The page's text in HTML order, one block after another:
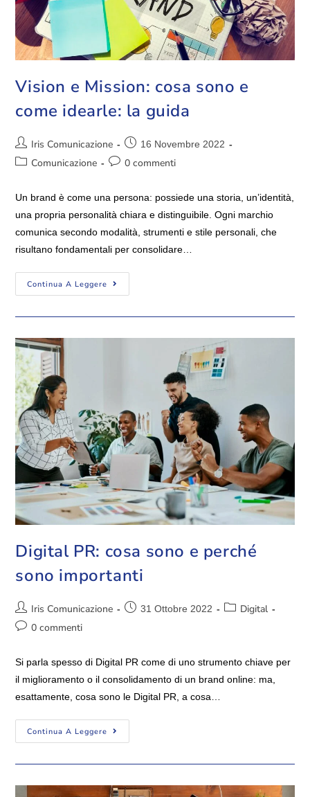
Vision e Mission: cosa sono e
come idearle: la guida
Iris Comunicazione 16 Novembre 2022
Comunicazione 0 commenti
Un brand è come una persona: possiede una storia, un’identità,
una propria personalità chiara e distinguibile. Ogni marchio
comunica secondo modalità, strumenti e stile personali, che
risultano fondamentali per consolidare…
Continua A Leggere
Digital PR: cosa sono e perché
sono importanti
Iris Comunicazione 31 Ottobre 2022
Digital
0 commenti
Si parla spesso di Digital PR come di uno strumento chiave per
il miglioramento o il consolidamento di un brand online: ma,
esattamente, cosa sono le Digital PR, a cosa…
Continua A Leggere